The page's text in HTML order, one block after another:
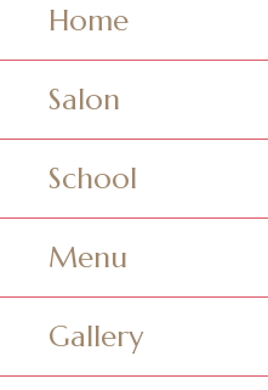
Home
Salon
School
Menu
Gallery